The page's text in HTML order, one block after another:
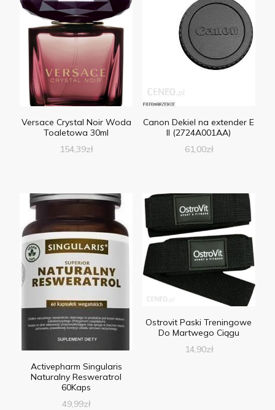
Versace Crystal Noir Woda
Toaletowa 30ml
154,39zł
Canon Dekiel na extender E
II (2724A001AA)
61,00zł
Activepharm Singularis
Naturalny Resweratrol
60Kaps
49,99zł
Ostrovit Paski Treningowe
Do Martwego Ciągu
14,90zł